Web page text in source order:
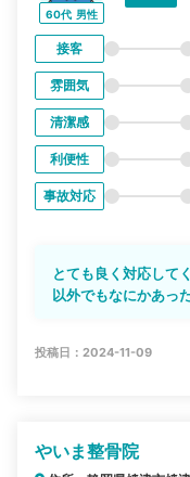
60代 男性
接客
雰囲気
清潔感
利便性
事故対応
とても良く対応して
以外でもなにかあっ
投稿日：2024-11-09
やいま整骨院